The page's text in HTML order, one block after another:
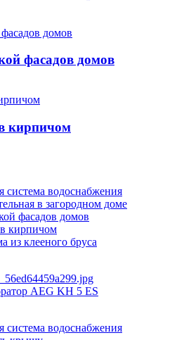
фасадов домов
кирпичом
система водоснабжения
в загородном доме
фасадов домов
кирпичом
из клееного бруса
AEG KH 5 ES
система водоснабжения